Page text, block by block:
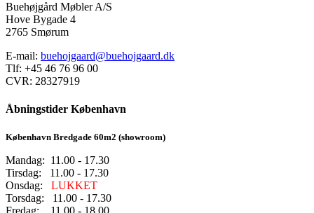
Buehøjgård Møbler A/S
Hove Bygade 4
2765 Smørum
E-mail: buehojgaard@buehojgaard.dk
Tlf: +45 46 76 96 00
CVR: 28327919
Åbningstider København
København Bredgade 60m2 (showroom)
Mandag: 11.00 - 17.30
Tirsdag: 11.00 - 17.30
Onsdag: LUKKET
Torsdag: 11.00 - 17.30
Fredag: 11.00 - 18.00